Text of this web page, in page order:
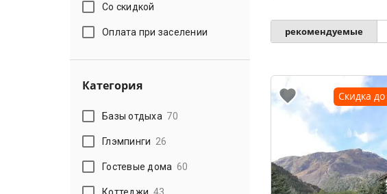
Со скидкой
Оплата при заселении
Категория
Базы отдыха 70
Глэмпинги 26
Гостевые дома 60
Коттеджи 43
рекомендуемые
Скидка до